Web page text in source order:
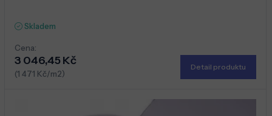
Skladem
Cena:
3 046,45 Kč
(1 471 Kč/m2)
Detail produktu